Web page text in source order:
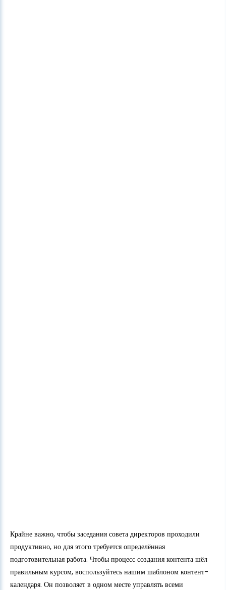
Крайне важно, чтобы заседания совета директоров проходили
продуктивно, но для этого требуется определённая
подготовительная работа. Чтобы процесс создания контента шёл
правильным курсом, воспользуйтесь нашим шаблоном контент-
календаря. Он позволяет в одном месте управлять всеми